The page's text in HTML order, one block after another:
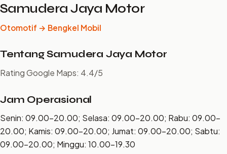
Samudera Jaya Motor
Otomotif → Bengkel Mobil
Tentang Samudera Jaya Motor
Rating Google Maps: 4.4/5
Jam Operasional
Senin: 09.00–20.00; Selasa: 09.00–20.00; Rabu: 09.00–
20.00; Kamis: 09.00–20.00; Jumat: 09.00–20.00; Sabtu:
09.00–20.00; Minggu: 10.00–19.30